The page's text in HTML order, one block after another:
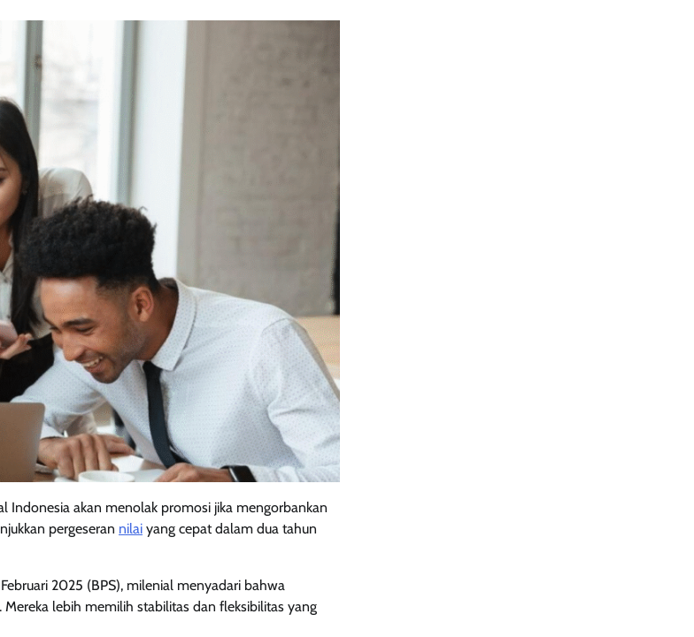
Indonesia akan menolak promosi jika mengorbankan
pergeseran nilai yang cepat dalam dua tahun
2025 (BPS), milenial menyadari bahwa
. Mereka lebih memilih stabilitas dan fleksibilitas yang